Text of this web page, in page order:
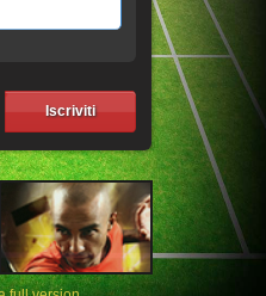
Iscriviti